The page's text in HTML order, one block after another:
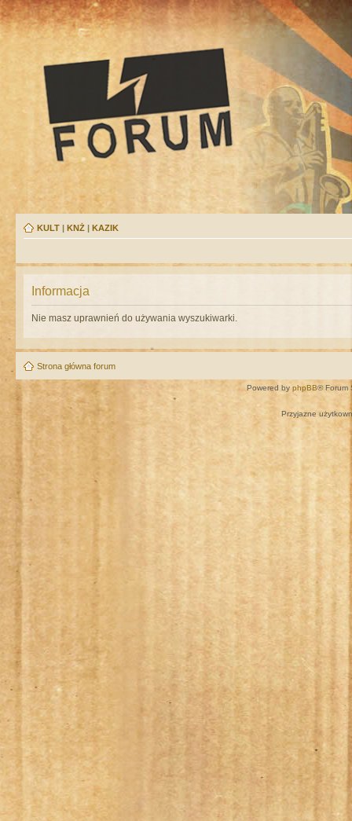
KULT | KNŻ | KAZIK
Informacja
Nie masz uprawnień do używania wyszukiwarki.
Strona główna forum
Powered by phpBB® Forum
Przyjazne